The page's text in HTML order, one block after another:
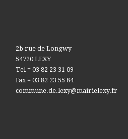
2b rue de Longwy
54720 LEXY
Tel = 03 82 23 31 09
Fax = 03 82 23 55 84
commune.de.lexy@mairielexy.fr